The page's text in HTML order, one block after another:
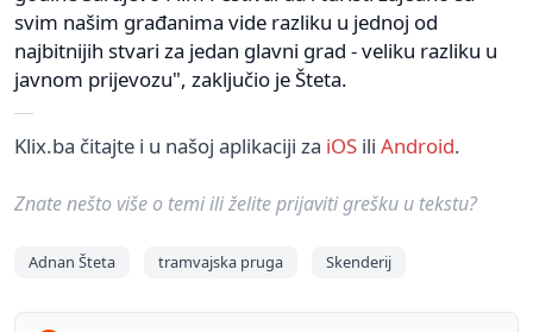
svim našim građanima vide razliku u jednoj od
najbitnijih stvari za jedan glavni grad - veliku razliku u
javnom prijevozu", zaključio je Šteta.
Klix.ba čitajte i u našoj aplikaciji za iOS ili Android.
Znate nešto više o temi ili želite prijaviti grešku u tekstu?
Adnan Šteta tramvajska pruga Skenderij